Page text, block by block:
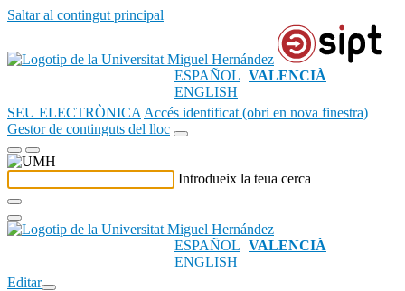
Saltar al contingut principal
ESPAÑOL VALENCIÀ
ENGLISH
SEU ELECTRÒNICA Accés identificat (obri en nova finestra)
Gestor de continguts del lloc
Introdueix la teua cerca
ESPAÑOL VALENCIÀ
ENGLISH
Editar